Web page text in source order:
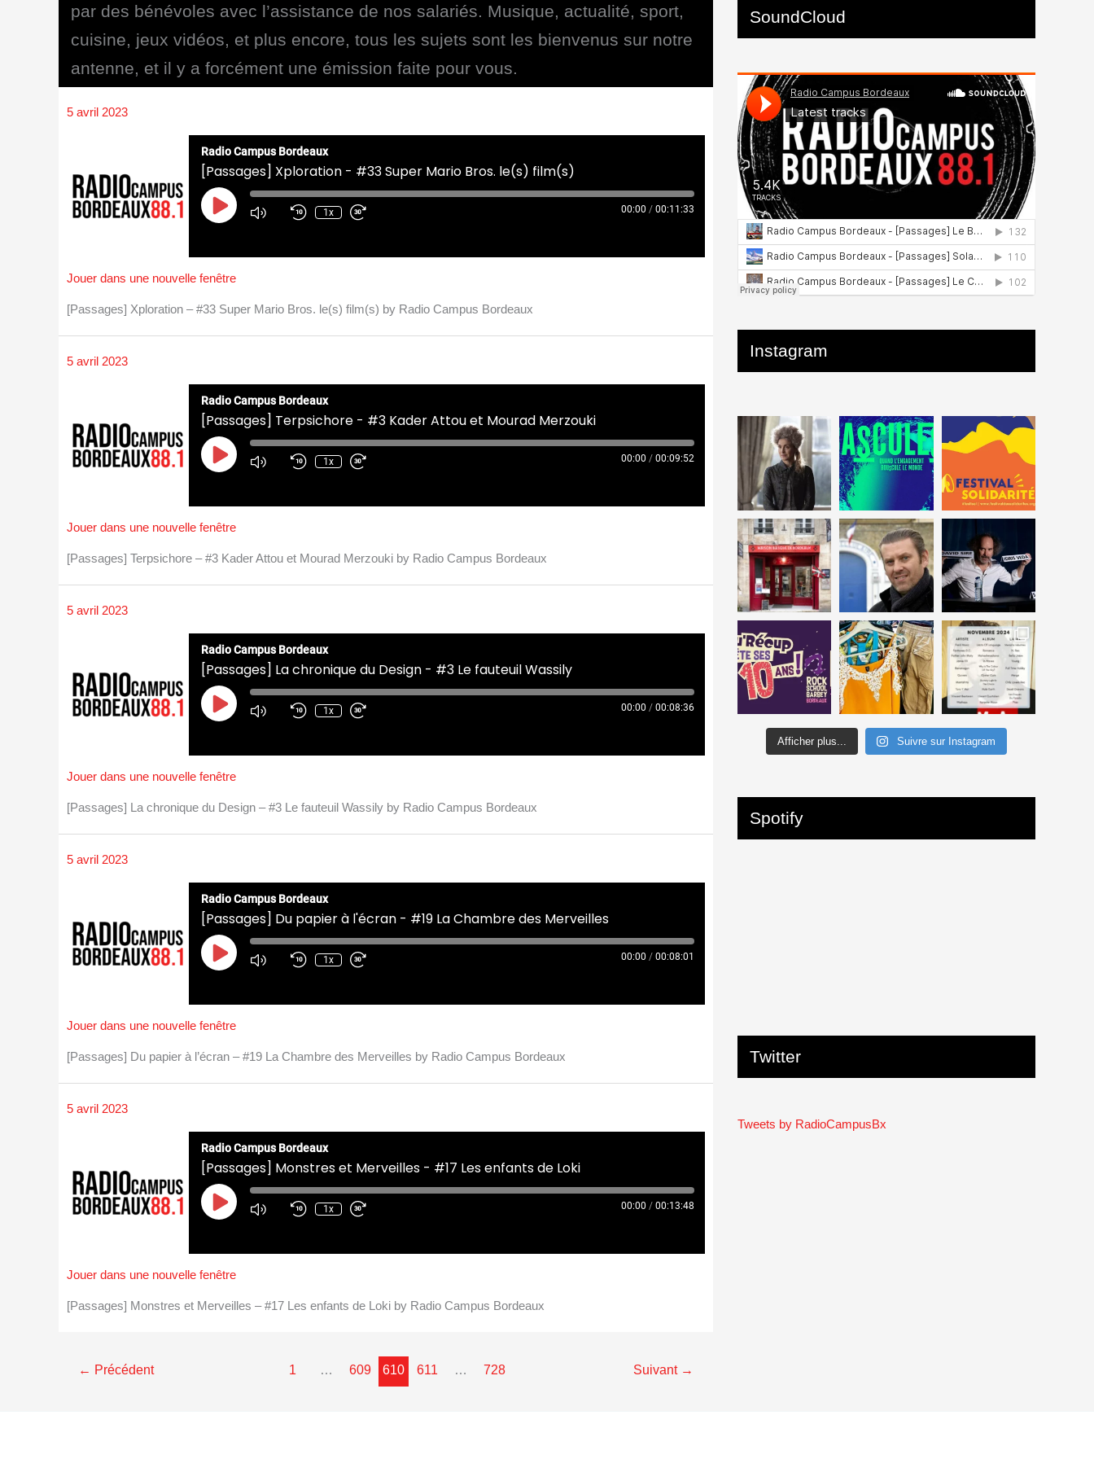
par des bénévoles avec l’assistance de nos salariés. Musique, actualité, sport,
cuisine, jeux vidéos, et plus encore, tous les sujets sont les bienvenus sur notre
antenne, et il y a forcément une émission faite pour vous.
5 avril 2023
Radio Campus Bordeaux
[Passages] Xploration - #33 Super Mario Bros. le(s) film(s)
Play
Episode
1x 00:00 / 00:11:33
Jouer dans une nouvelle fenêtre
[Passages] Xploration – #33 Super Mario Bros. le(s) film(s) by Radio Campus Bordeaux
5 avril 2023
Radio Campus Bordeaux
[Passages] Terpsichore - #3 Kader Attou et Mourad Merzouki
Play
Episode
1x 00:00 / 00:09:52
Jouer dans une nouvelle fenêtre
[Passages] Terpsichore – #3 Kader Attou et Mourad Merzouki by Radio Campus Bordeaux
5 avril 2023
Radio Campus Bordeaux
[Passages] La chronique du Design - #3 Le fauteuil Wassily
Play
Episode
1x 00:00 / 00:08:36
Jouer dans une nouvelle fenêtre
[Passages] La chronique du Design – #3 Le fauteuil Wassily by Radio Campus Bordeaux
5 avril 2023
Radio Campus Bordeaux
[Passages] Du papier à l'écran - #19 La Chambre des Merveilles
Play
Episode
1x 00:00 / 00:08:01
Jouer dans une nouvelle fenêtre
[Passages] Du papier à l’écran – #19 La Chambre des Merveilles by Radio Campus Bordeaux
5 avril 2023
Radio Campus Bordeaux
[Passages] Monstres et Merveilles - #17 Les enfants de Loki
Play
Episode
1x 00:00 / 00:13:48
Jouer dans une nouvelle fenêtre
[Passages] Monstres et Merveilles – #17 Les enfants de Loki by Radio Campus Bordeaux
← Précédent 1 … 609 610 611 … 728 Suivant →
SoundCloud
Instagram
Afficher plus... Suivre sur Instagram
Spotify
Twitter
Tweets by RadioCampusBx